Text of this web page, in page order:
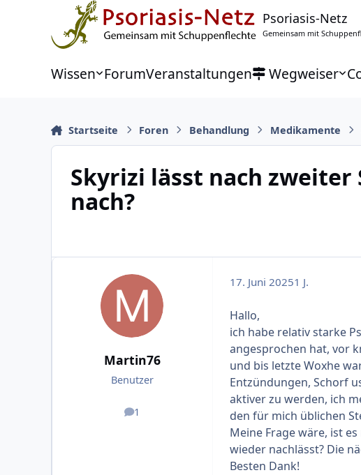
Zu Inhalt springen
Psoriasis-Netz
Gemeinsam mit
Wissen ForumVeranstaltungen Wegweiser
Startseite Foren Behandlung Medikamente
Skyrizi lässt nach zweiter
nach?
Martin76
Benutzer
1
Beiträge
17. Juni 20251 J.
Hallo,
ich habe relativ starke
angesprochen hat, vor
und bis letzte Woxhe
Entzündungen, Schorf
aktiver zu werden, ich
den für mich üblichen
Meine Frage wäre, ist
wieder nachlässt? Die
Besten Dank!